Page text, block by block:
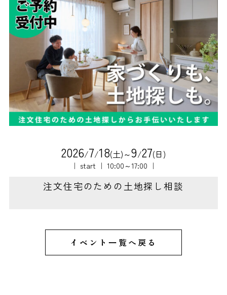
2026/7/18(土)～9/27(日)
｜ start ｜ 10:00～17:00 ｜
注文住宅のための土地探し相談
イベント一覧へ戻る